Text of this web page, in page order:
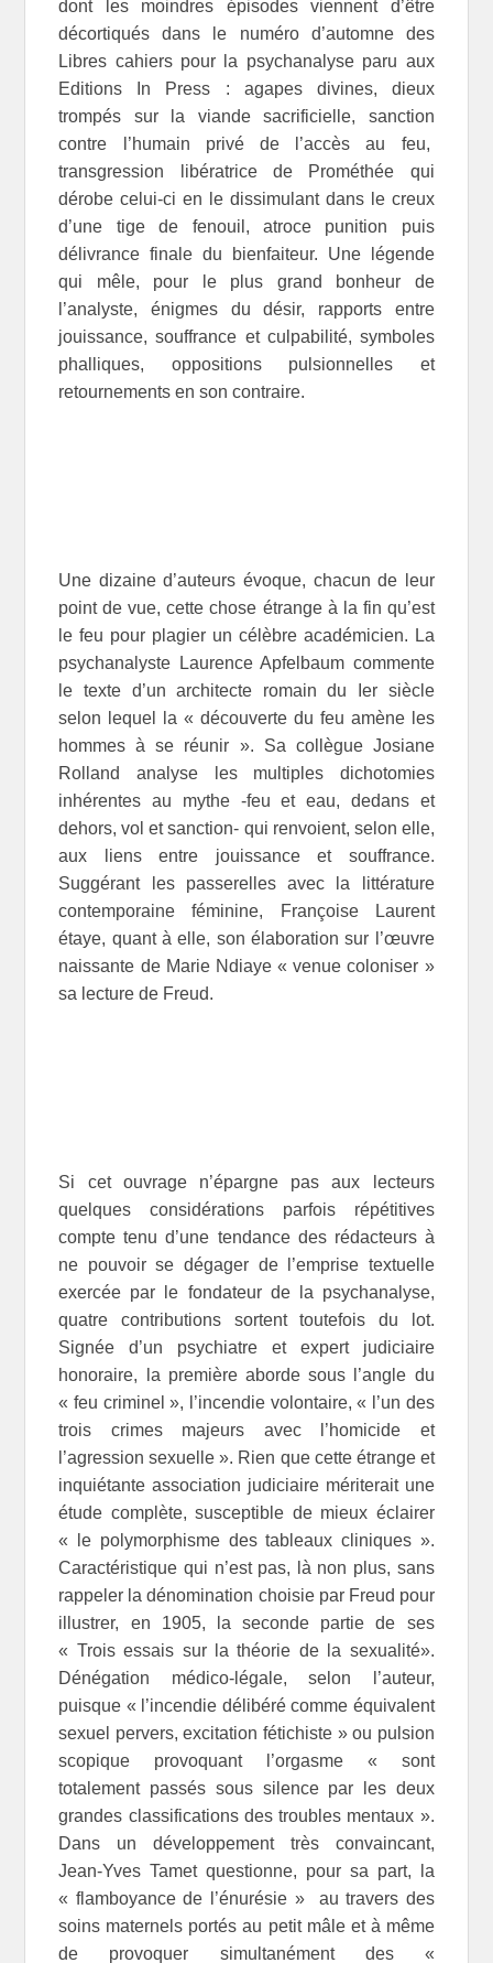
dont les moindres épisodes viennent d’être
décortiqués dans le numéro d’automne des
Libres cahiers pour la psychanalyse paru aux
Editions In Press : agapes divines, dieux
trompés sur la viande sacrificielle, sanction
contre l’humain privé de l’accès au feu,
transgression libératrice de Prométhée qui
dérobe celui-ci en le dissimulant dans le creux
d’une tige de fenouil, atroce punition puis
délivrance finale du bienfaiteur. Une légende
qui mêle, pour le plus grand bonheur de
l’analyste, énigmes du désir, rapports entre
jouissance, souffrance et culpabilité, symboles
phalliques, oppositions pulsionnelles et
retournements en son contraire.
Une dizaine d’auteurs évoque, chacun de leur
point de vue, cette chose étrange à la fin qu’est
le feu pour plagier un célèbre académicien. La
psychanalyste Laurence Apfelbaum commente
le texte d’un architecte romain du Ier siècle
selon lequel la « découverte du feu amène les
hommes à se réunir ». Sa collègue Josiane
Rolland analyse les multiples dichotomies
inhérentes au mythe -feu et eau, dedans et
dehors, vol et sanction- qui renvoient, selon elle,
aux liens entre jouissance et souffrance.
Suggérant les passerelles avec la littérature
contemporaine féminine, Françoise Laurent
étaye, quant à elle, son élaboration sur l’œuvre
naissante de Marie Ndiaye « venue coloniser »
sa lecture de Freud.
Si cet ouvrage n’épargne pas aux lecteurs
quelques considérations parfois répétitives
compte tenu d’une tendance des rédacteurs à
ne pouvoir se dégager de l’emprise textuelle
exercée par le fondateur de la psychanalyse,
quatre contributions sortent toutefois du lot.
Signée d’un psychiatre et expert judiciaire
honoraire, la première aborde sous l’angle du
« feu criminel », l’incendie volontaire, « l’un des
trois crimes majeurs avec l’homicide et
l’agression sexuelle ». Rien que cette étrange et
inquiétante association judiciaire mériterait une
étude complète, susceptible de mieux éclairer
« le polymorphisme des tableaux cliniques ».
Caractéristique qui n’est pas, là non plus, sans
rappeler la dénomination choisie par Freud pour
illustrer, en 1905, la seconde partie de ses
« Trois essais sur la théorie de la sexualité».
Dénégation médico-légale, selon l’auteur,
puisque « l’incendie délibéré comme équivalent
sexuel pervers, excitation fétichiste » ou pulsion
scopique provoquant l’orgasme « sont
totalement passés sous silence par les deux
grandes classifications des troubles mentaux ».
Dans un développement très convaincant,
Jean-Yves Tamet questionne, pour sa part, la
« flamboyance de l’énurésie » au travers des
soins maternels portés au petit mâle et à même
de provoquer simultanément des «